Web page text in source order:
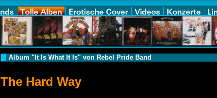
Album "It Is What It Is" von Rebel Pride Band
The Hard Way